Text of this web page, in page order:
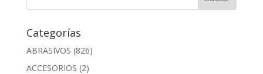
Categorías
ABRASIVOS (826)
ACCESORIOS (2)